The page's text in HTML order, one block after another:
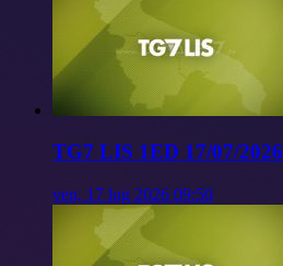
TG7 LIS 1ED 17/07/2026
ven, 17 lug 2026 09:50